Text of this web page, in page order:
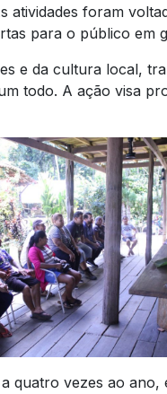
atividades foram
para o público em
e da cultura local,
todo. A ação visa
quatro vezes ao ano,